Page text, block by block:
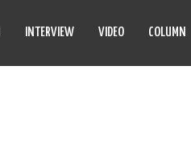
INTERVIEW VIDEO COLUMN